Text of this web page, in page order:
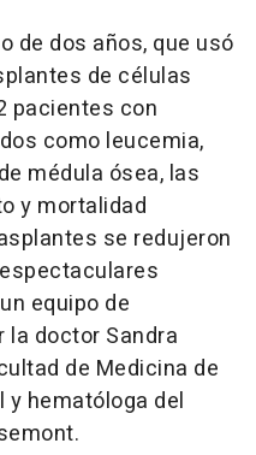
de dos años, que usó
de células
pacientes con
como leucemia,
médula ósea, las
y mortalidad
se redujeron
equipo de
doctor Sandra
de Medicina de
y hematóloga del